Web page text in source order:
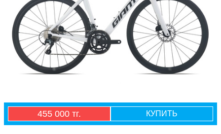
455 000 тг. КУПИТЬ